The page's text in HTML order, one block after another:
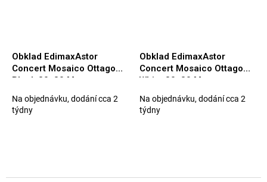
Obklad EdimaxAstor
Concert Mosaico Ottagono
Black 30x30 Matt.
Na objednávku, dodání cca 2
týdny
Obklad EdimaxAstor
Concert Mosaico Ottagono
White 30x30 Matt.
Na objednávku, dodání cca 2
týdny